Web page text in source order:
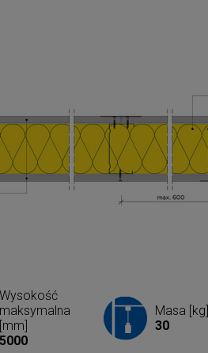
Wysokość
maksymalna
[mm]
5000
Masa [kg]
30